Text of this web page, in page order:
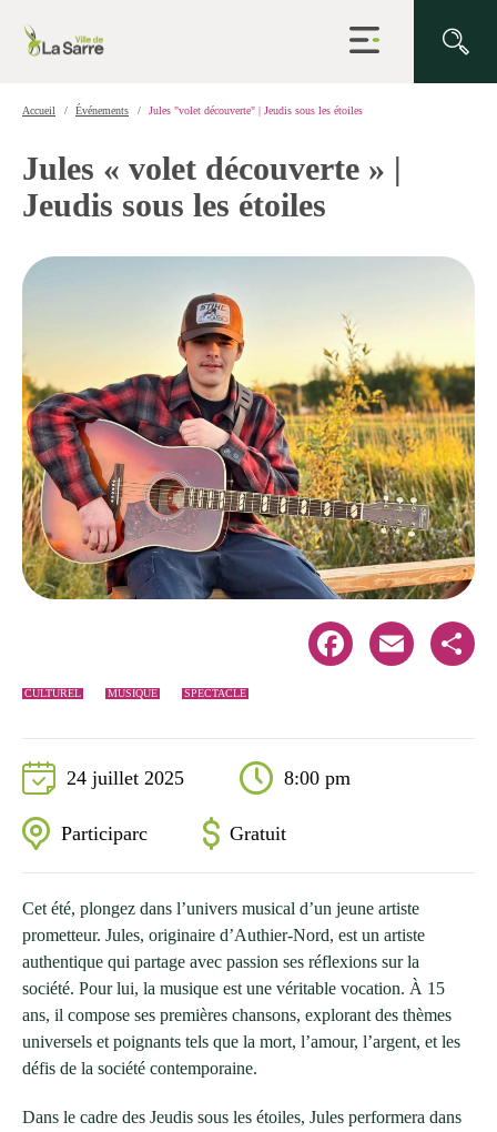
Ouvrir
la
Accueil Événements Jules "volet découverte" | Jeudis sous les étoiles
Jules « volet découverte » |
Jeudis sous les étoiles
CULTUREL MUSIQUE SPECTACLE
Facebook Email Share
24 juillet 2025 8:00 pm
Participarc Gratuit
Cet été, plongez dans l’univers musical d’un jeune artiste
prometteur. Jules, originaire d’Authier-Nord, est un artiste
authentique qui partage avec passion ses réflexions sur la
société. Pour lui, la musique est une véritable vocation. À 15
ans, il compose ses premières chansons, explorant des thèmes
universels et poignants tels que la mort, l’amour, l’argent, et les
défis de la société contemporaine.
Dans le cadre des Jeudis sous les étoiles, Jules performera dans